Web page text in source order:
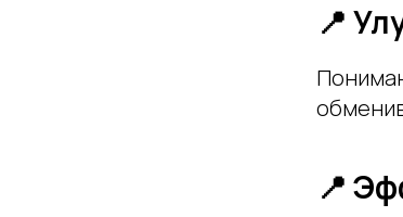
📍
📍